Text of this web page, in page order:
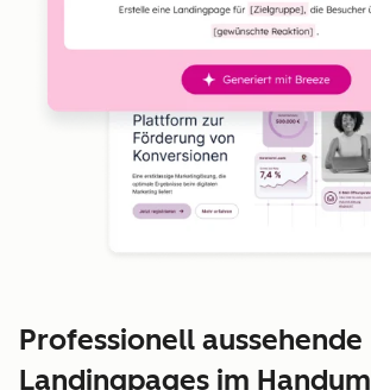
Professionell aussehende
Landingpages im